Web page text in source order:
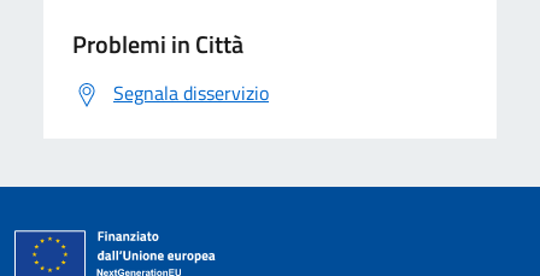
Problemi in Città
Segnala disservizio